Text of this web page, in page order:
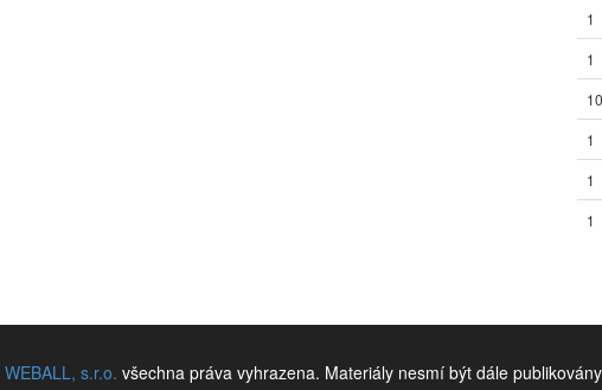
1
1
1
1
1
WEBALL, s.r.o. všechna práva vyhrazena. Materiály nesmí být dále